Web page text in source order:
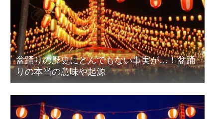
盆踊りの歴史にとんでもない事実が…！盆踊
りの本当の意味や起源